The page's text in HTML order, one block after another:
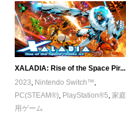
XALADIA: Rise of the Space Pir...
2023, Nintendo Switch™,
PC(STEAM®), PlayStation®5, 家庭
用ゲーム